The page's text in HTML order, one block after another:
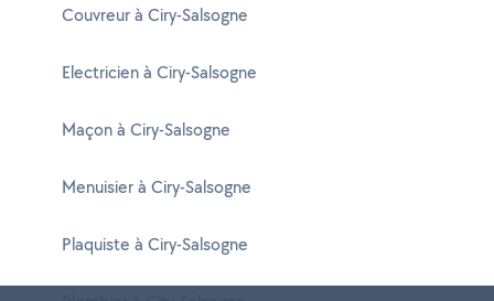
Couvreur à Ciry-Salsogne
Electricien à Ciry-Salsogne
Maçon à Ciry-Salsogne
Menuisier à Ciry-Salsogne
Plaquiste à Ciry-Salsogne